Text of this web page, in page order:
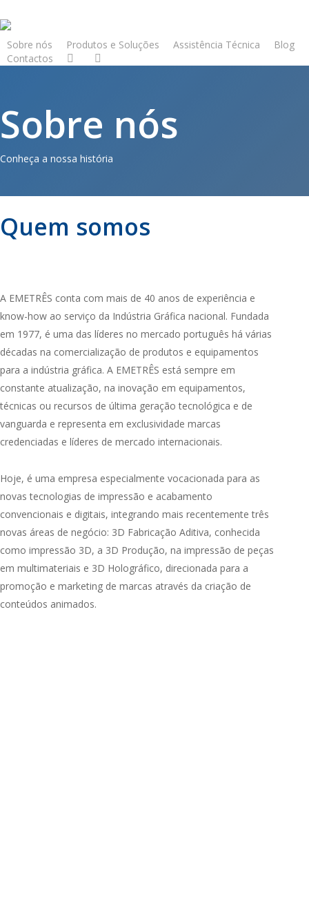
to
main
content
Sobre nós Produtos e Soluções Assistência Técnica
Blog
Contactos
Sobre nós
Conheça a nossa história
Quem somos
A EMETRÊS conta com mais de 40 anos de experiência e
know-how ao serviço da Indústria Gráfica nacional. Fundada
em 1977, é uma das líderes no mercado português há várias
décadas na comercialização de produtos e equipamentos
para a indústria gráfica. A EMETRÊS está sempre em
constante atualização, na inovação em equipamentos,
técnicas ou recursos de última geração tecnológica e de
vanguarda e representa em exclusividade marcas
credenciadas e líderes de mercado internacionais.
Hoje, é uma empresa especialmente vocacionada para as
novas tecnologias de impressão e acabamento
convencionais e digitais, integrando mais recentemente três
novas áreas de negócio: 3D Fabricação Aditiva, conhecida
como impressão 3D, a 3D Produção, na impressão de peças
em multimateriais e 3D Holográfico, direcionada para a
promoção e marketing de marcas através da criação de
conteúdos animados.